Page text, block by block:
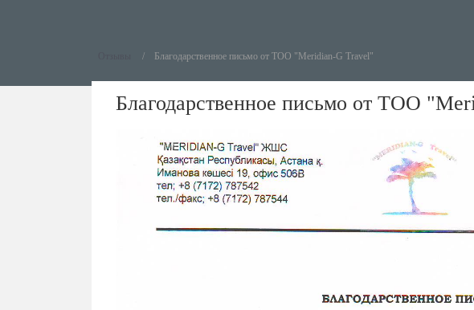
Благодарственное письмо от ТОО "Meridian-G Travel"
Благодарственное письмо от ТОО